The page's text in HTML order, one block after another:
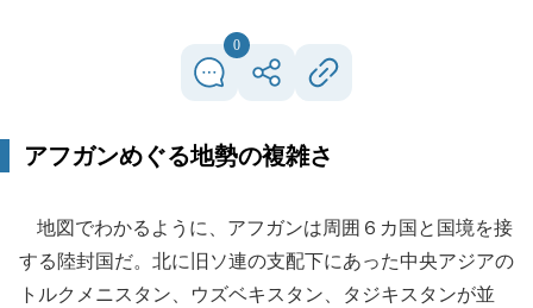
0
アフガンめぐる地勢の複雑さ
地図でわかるように、アフガンは周囲６カ国と国境を接
する陸封国だ。北に旧ソ連の支配下にあった中央アジアの
トルクメニスタン、ウズベキスタン、タジキスタンが並